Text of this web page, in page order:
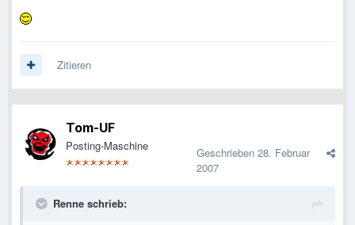
Zitieren
Tom-UF
Posting-Maschine Geschrieben 28. Februar
2007
Renne schrieb: